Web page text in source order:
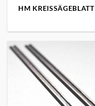
HM KREISSÄGEBLATT